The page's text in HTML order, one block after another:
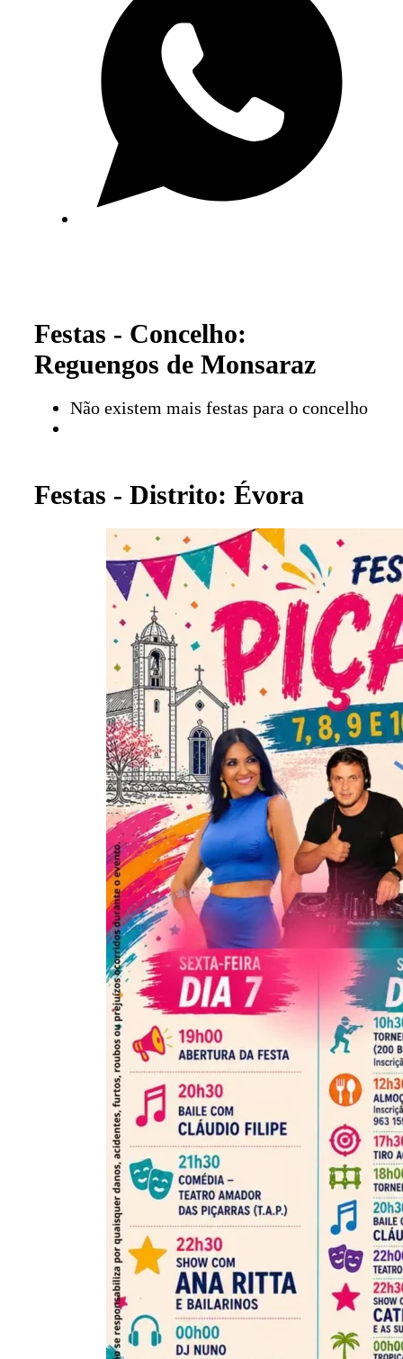
Festas - Concelho:
Reguengos de Monsaraz
Não existem mais festas para o concelho
Festas - Distrito: Évora